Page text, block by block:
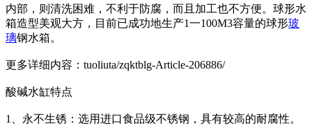
内部，则清洗困难，不利于防腐，而且加工也不方便。球形水
箱造型美观大方，目前已成功地生产1一100M3容量的球形玻
璃钢水箱。
更多详细内容：tuoliuta/zqktblg-Article-206886/
酸碱水缸特点
1、永不生锈：选用进口食品级不锈钢，具有较高的耐腐性。